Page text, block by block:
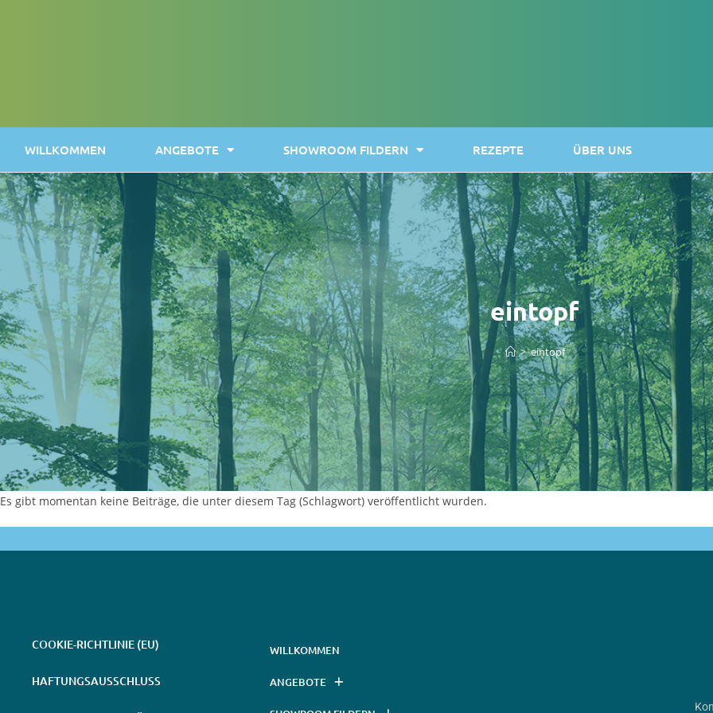
WILLKOMMEN ANGEBOTE SHOWROOM FILDERN REZEPTE ÜBER UNS
eintopf
> eintopf
Es gibt momentan keine Beiträge, die unter diesem Tag (Schlagwort) veröffentlicht wurden.
COOKIE-RICHTLINIE (EU)
HAFTUNGSAUSSCHLUSS
WILLKOMMEN
ANGEBOTE